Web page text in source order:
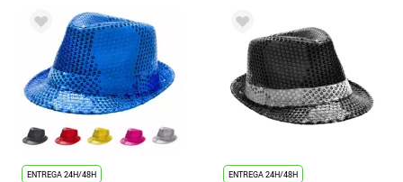
ENTREGA 24H/48H ENTREGA 24H/48H